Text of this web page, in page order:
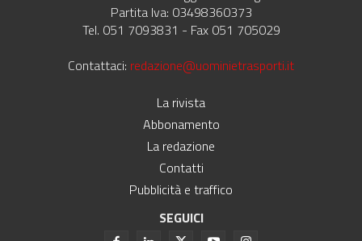
Partita Iva: 03498360373
Tel. 051 7093831 - Fax 051 705029
Contattaci: redazione@uominietrasporti.it
La rivista
Abbonamento
La redazione
Contatti
Pubblicità e traffico
SEGUICI